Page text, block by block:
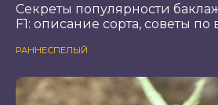
Секреты популярности
F1: описание сорта, советы
РАННЕСПЕЛЫЙ